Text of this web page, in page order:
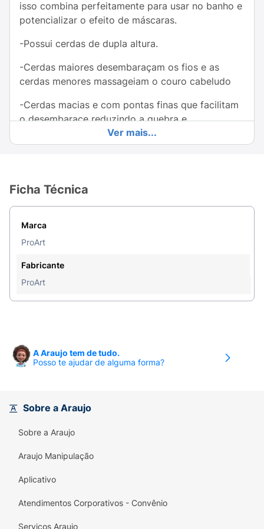
isso combina perfeitamente para usar no banho e
potencializar o efeito de máscaras.
-Possui cerdas de dupla altura.
-Cerdas maiores desembaraçam os fios e as
cerdas menores massageiam o couro cabeludo
-Cerdas macias e com pontas finas que facilitam
o desembarace reduzindo a quebra e
-Não puxando os fios.
-Cabo anatômico que facilita durante a utilização
podendo ser usado em cabelos úmidos e secos."
Modo de usar:
pontas para a raiz, suas cerdas maiores vão
massageiam o couro cabeludo, ativando a
circulação. Para conservar melhor o seu produto,
limpe a escova com o limpador de escovas
Ver mais...
Ficha Técnica
Marca
ProArt
Fabricante
ProArt
A Araujo tem de tudo.
Posso te ajudar de alguma forma?
Sobre a Araujo
Sobre a Araujo
Araujo Manipulação
Aplicativo
Atendimentos Corporativos - Convênio
Serviços Araujo